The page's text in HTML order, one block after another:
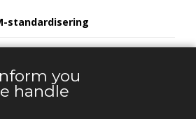
standardisering
you
handle